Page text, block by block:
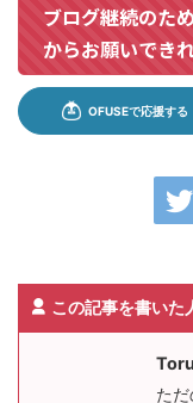
ブログ継続のた
からお願いでき
この記事を書いた
た